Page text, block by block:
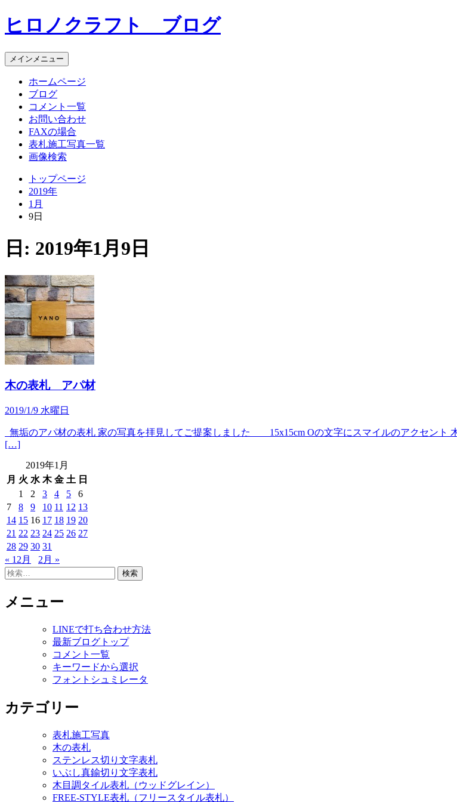
コ
ン
ン
ツ
ヒロノクラフト ブログ
メインメニュー
ホームページ
ブログ
コメント一覧
お問い合わせ
FAXの場合
表札施工写真一覧
画像検索
トップページ
2019年
1月
9日
日: 2019年1月9日
木の表札 アパ材
2019/1/9 水曜日
無垢のアパ材の表札 家の写真を拝見してご提案しました 15x15cm Oの文字にスマイルのアクセント
[…]
2019年1月
月 火 水 木 金 土 日
1
2 3 4 5
6
7
8 9 10 11 12 13
14 15 16 17 18 19 20
21 22 23 24 25 26 27
28 29 30 31
« 12月
2月 »
検
メニュー
LINEで打ち合わせ方法
最新ブログトップ
コメント一覧
キーワードから選択
フォントシュミレータ
カテゴリー
表札施工写真
木の表札
ステンレス切り文字表札
いぶし真鍮切り文字表札
木目調タイル表札（ウッドグレイン）
FREE-STYLE表札（フリースタイル表札）